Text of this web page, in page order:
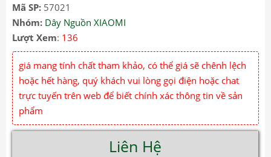
Mã SP: 57021
Nhóm: Dây Nguồn XIAOMI
Lượt Xem: 136
giá mang tính chất tham khảo, có thể giá sẽ chênh lệch
hoặc hết hàng, quý khách vui lòng gọi điện hoặc chat
trực tuyến trên web để biết chính xác thông tin về sản
phẩm
Liên Hệ